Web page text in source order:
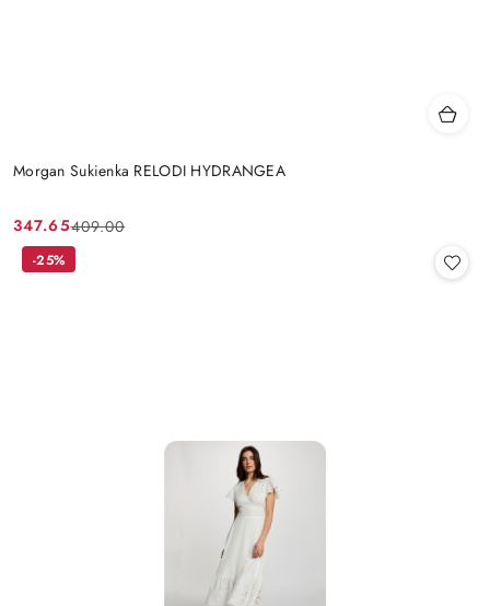
Morgan Sukienka RELODI HYDRANGEA
Cena
promocyjna:
347.65
Cena
przed
409.00
-25%